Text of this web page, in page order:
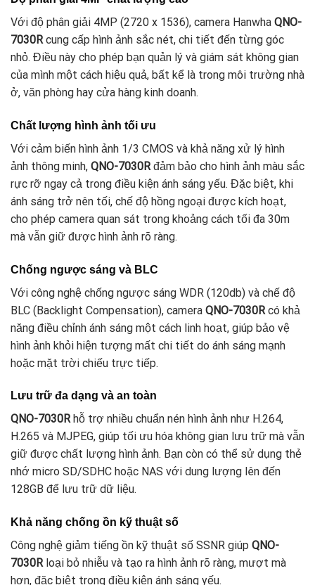
Với độ phân giải 4MP (2720 x 1536), camera Hanwha QNO-
7030Rcung cấp hình ảnh sắc nét, chi tiết đến từng góc
nhỏ. Điều này cho phép bạn quản lý và giám sát không gian
của mình một cách hiệu quả, bất kể là trong môi trường nhà
ở, văn phòng hay cửa hàng kinh doanh.
Chất lượng hình ảnh tối ưu
Với cảm biến hình ảnh 1/3 CMOS và khả năng xử lý hình
ảnh thông minh, QNO-7030R đảm bảo cho hình ảnh màu sắc
rực rỡ ngay cả trong điều kiện ánh sáng yếu. Đặc biệt, khi
ánh sáng trở nên tối, chế độ hồng ngoại được kích hoạt,
cho phép camera quan sát trong khoảng cách tối đa 30m
mà vẫn giữ được hình ảnh rõ ràng.
Chống ngược sáng và BLC
Với công nghệ chống ngược sáng WDR (120db) và chế độ
BLC (Backlight Compensation), camera QNO-7030R có khả
năng điều chỉnh ánh sáng một cách linh hoạt, giúp bảo vệ
hình ảnh khỏi hiện tượng mất chi tiết do ánh sáng mạnh
hoặc mặt trời chiếu trực tiếp.
Lưu trữ đa dạng và an toàn
QNO-7030Rhỗ trợ nhiều chuẩn nén hình ảnh như H.264,
H.265 và MJPEG, giúp tối ưu hóa không gian lưu trữ mà vẫn
giữ được chất lượng hình ảnh. Bạn còn có thể sử dụng thẻ
nhớ micro SD/SDHC hoặc NAS với dung lượng lên đến
128GB để lưu trữ dữ liệu.
Khả năng chống ồn kỹ thuật số
Công nghệ giảm tiếng ồn kỹ thuật số SSNR giúp QNO-
7030Rloại bỏ nhiễu và tạo ra hình ảnh rõ ràng, mượt mà
hơn, đặc biệt trong điều kiện ánh sáng yếu.